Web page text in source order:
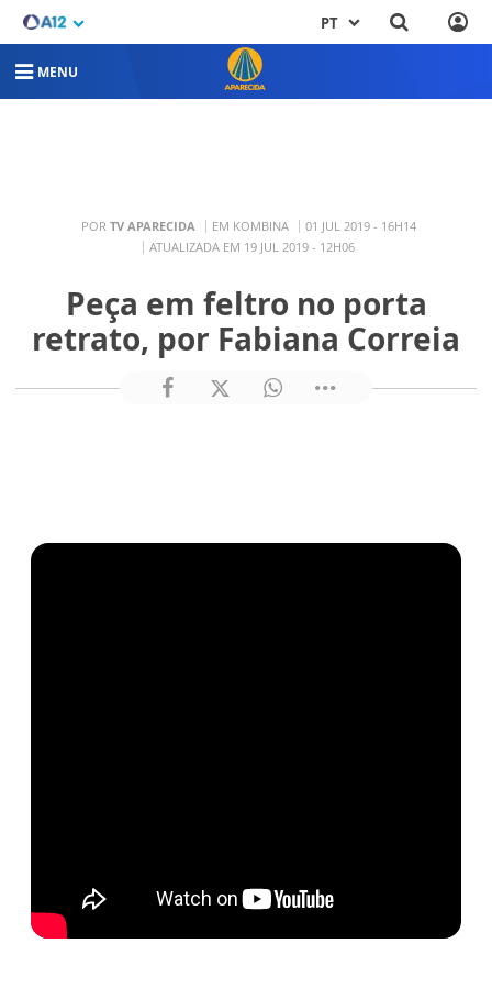
PT
MENU
POR TV APARECIDA EM KOMBINA
01 JUL 2019 - 16H14
ATUALIZADA EM 19 JUL 2019 - 12H06
Peça em feltro no porta
retrato, por Fabiana Correia